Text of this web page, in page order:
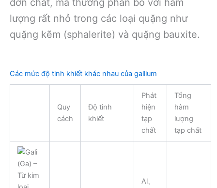
đơn chất, mà thường phân bố với hàm
lượng rất nhỏ trong các loại quặng như
quặng kẽm (sphalerite) và quặng bauxite.
Các mức độ tinh khiết khác nhau của gallium
Quy
cách
Độ tinh
khiết
Phát
hiện
tạp
chất
Tổng
hàm
lượng
tạp chất
Al、